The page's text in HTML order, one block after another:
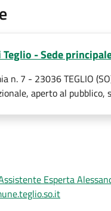
- Sede
n. 7 - 23036 TEGLIO
aperto al pubblico,
Esperta